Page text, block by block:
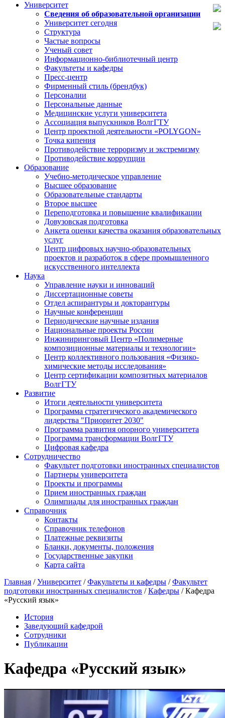
Университет
Сведения об образовательной организации
Университет сегодня
Структура
Частые вопросы
Ученый совет
Информационно-библиотечный центр
Факультеты и кафедры
Пресс-центр
Фирменный стиль (брендбук)
Персоналии
Персональные данные
Медицинские услуги университета
Ассоциация выпускников ВолгГТУ
Центр проектной деятельности «POLYGON»
Точка кипения
Противодействие терроризму и экстремизму
Противодействие коррупции
Образование
Учебно-методическое управление
Высшее образование
Образовательные стандарты
Второе высшее
Переподготовка и повышение квалификации
Довузовская подготовка
Анкета оценки качества оказания образовательных
услуг
Центр цифровых научно-образовательных
проектов и разработок в сфере промышленного
искусственного интеллекта
Наука
Управление науки и инноваций
Диссертационные советы
Отдел аспирантуры и докторантуры
Научные конференции
Периодические научные издания
Национальные проекты России
Инжиниринговый Центр «Полимерные
композиционные материалы и технологии»
Центр коллективного пользования «Физико-
химические методы исследования»
Центр сертификации композитных материалов
ВолгГТУ
Развитие
Итоги деятельности университета
Программа стратегического академического
лидерства "Приоритет 2030"
Программа развития опорного университета
Программа трансформации ВолгГТУ
Цифровая кафедра
Сотрудничество
Факультет подготовки иностранных специалистов
Партнеры университета
Проекты и программы
Прием иностранных граждан
Олимпиады для иностранных граждан
Справочник
Контакты
Справочник телефонов
Платежные реквизиты
Бланки, документы, положения
Государственные закупки
Карта сайта
Главная /Университет /Факультеты и кафедры /Факультет
подготовки иностранных специалистов /Кафедры / Кафедра
«Русский язык»
История
Заведующий кафедрой
Сотрудники
Публикации
Кафедра «Русский язык»